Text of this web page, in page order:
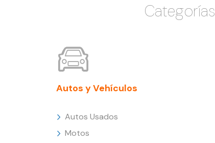
Categorías
Autos y Vehículos
Autos Usados
Motos